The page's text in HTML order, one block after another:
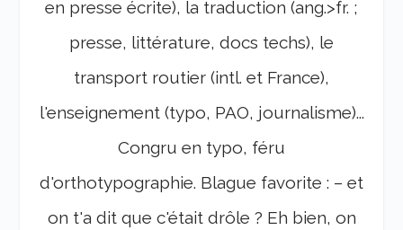
en presse écrite), la traduction (ang.>fr. ;
presse, littérature, docs techs), le
transport routier (intl. et France),
l'enseignement (typo, PAO, journalisme)...
Congru en typo, féru
d'orthotypographie. Blague favorite : – et
on t'a dit que c'était drôle ? Eh bien, on